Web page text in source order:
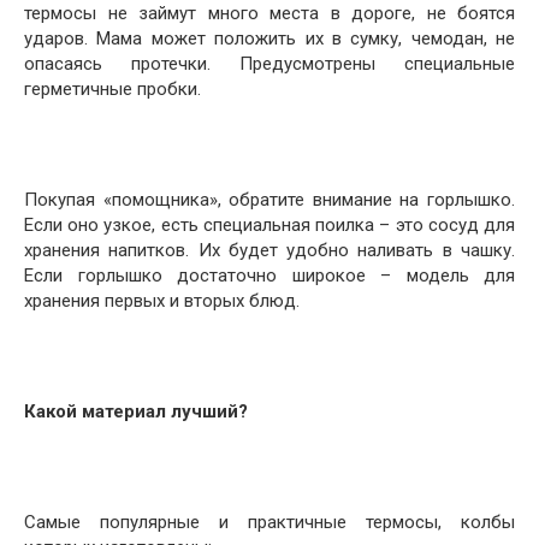
термосы не займут много места в дороге, не боятся
ударов. Мама может положить их в сумку, чемодан, не
опасаясь протечки. Предусмотрены специальные
герметичные пробки.
Покупая «помощника», обратите внимание на горлышко.
Если оно узкое, есть специальная поилка – это сосуд для
хранения напитков. Их будет удобно наливать в чашку.
Если горлышко достаточно широкое – модель для
хранения первых и вторых блюд.
Какой материал лучший?
Самые популярные и практичные термосы, колбы